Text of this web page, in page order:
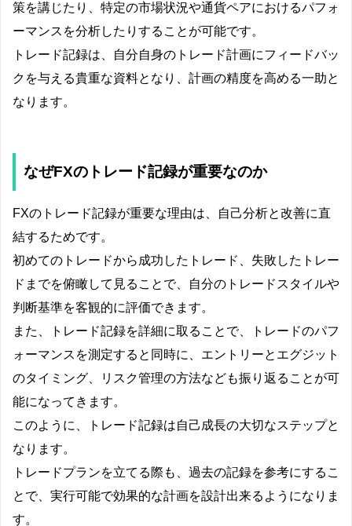
策を講じたり、特定の市場状況や通貨ペアにおけるパフォ
ーマンスを分析したりすることが可能です。
トレード記録は、自分自身のトレード計画にフィードバッ
クを与える貴重な資料となり、計画の精度を高める一助と
なります。
なぜFXのトレード記録が重要なのか
FXのトレード記録が重要な理由は、自己分析と改善に直
結するためです。
初めてのトレードから成功したトレード、失敗したトレー
ドまでを俯瞰して見ることで、自分のトレードスタイルや
判断基準を客観的に評価できます。
また、トレード記録を詳細に取ることで、トレードのパフ
ォーマンスを測定すると同時に、エントリーとエグジット
のタイミング、リスク管理の方法なども振り返ることが可
能になってきます。
このように、トレード記録は自己成長の大切なステップと
なります。
トレードプランを立てる際も、過去の記録を参考にするこ
とで、実行可能で効果的な計画を設計出来るようになりま
す。